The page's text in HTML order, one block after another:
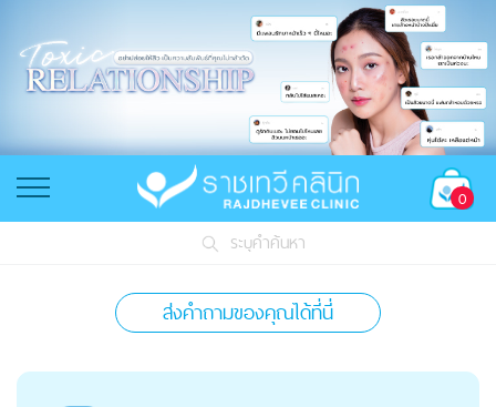
0
ระบุคำค้นหา
ส่งคำถามของคุณได้ที่นี่